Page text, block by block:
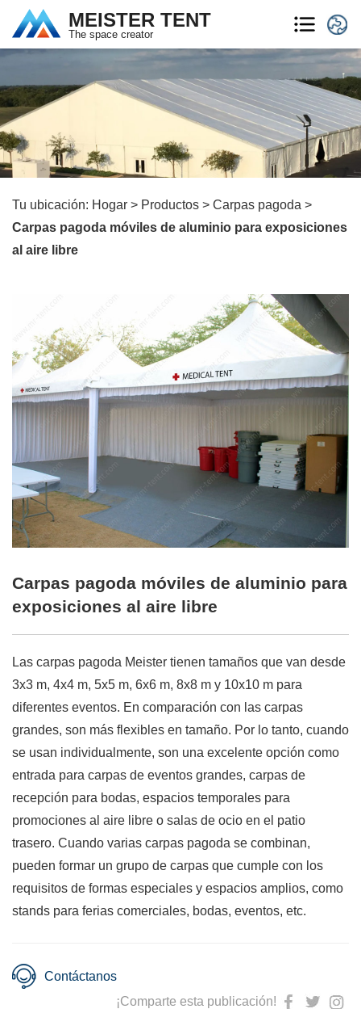
MEISTER TENT
The space creator
Tu ubicación: Hogar > Productos > Carpas pagoda >
Carpas pagoda móviles de aluminio para exposiciones
al aire libre
Carpas pagoda móviles de aluminio para
exposiciones al aire libre
Las carpas pagoda Meister tienen tamaños que van desde
3x3 m, 4x4 m, 5x5 m, 6x6 m, 8x8 m y 10x10 m para
diferentes eventos. En comparación con las carpas
grandes, son más flexibles en tamaño. Por lo tanto, cuando
se usan individualmente, son una excelente opción como
entrada para carpas de eventos grandes, carpas de
recepción para bodas, espacios temporales para
promociones al aire libre o salas de ocio en el patio
trasero. Cuando varias carpas pagoda se combinan,
pueden formar un grupo de carpas que cumple con los
requisitos de formas especiales y espacios amplios, como
stands para ferias comerciales, bodas, eventos, etc.
Contáctanos
¡Comparte esta publicación!